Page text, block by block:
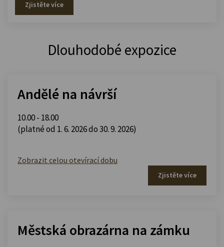
Zjistěte více
Dlouhodobé expozice
Andělé na návrší
10.00 - 18.00
(platné od 1. 6. 2026 do 30. 9. 2026)
Zobrazit celou otevírací dobu
Zjistěte více
Městská obrazárna na zámku